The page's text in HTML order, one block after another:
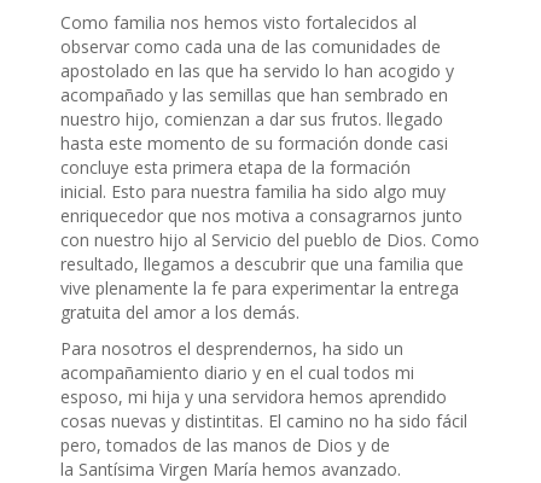
Como familia nos hemos visto fortalecidos al
observar como cada una de las comunidades de
apostolado en las que ha servido lo han acogido y
acompañado y las semillas que han sembrado en
nuestro hijo, comienzan a dar sus frutos. llegado
hasta este momento de su formación donde casi
concluye esta primera etapa de la formación
inicial. Esto para nuestra familia ha sido algo muy
enriquecedor que nos motiva a consagrarnos junto
con nuestro hijo al Servicio del pueblo de Dios. Como
resultado, llegamos a descubrir que una familia que
vive plenamente la fe para experimentar la entrega
gratuita del amor a los demás.
Para nosotros el desprendernos, ha sido un
acompañamiento diario y en el cual todos mi
esposo, mi hija y una servidora hemos aprendido
cosas nuevas y distintitas. El camino no ha sido fácil
pero, tomados de las manos de Dios y de
la Santísima Virgen María hemos avanzado.